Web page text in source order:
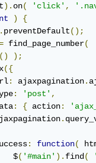
). on( 'click' ,
)
{
. preventDefault();
find_page_number(
()
);
({
: ajaxpagination.
: 'post' ,
: { action:
.
: function(
( '#main' ). find (